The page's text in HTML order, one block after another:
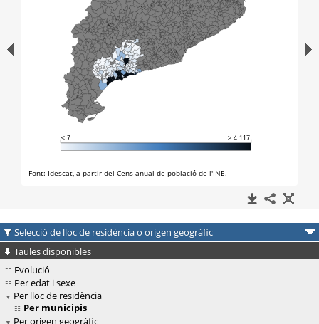
Selecció de lloc de residència o origen geogràfic
Taules disponibles
Evolució
Per edat i sexe
Per lloc de residència
Per municipis
Per origen geogràfic